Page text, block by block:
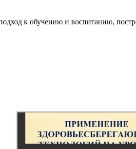
к обучению и воспитанию,